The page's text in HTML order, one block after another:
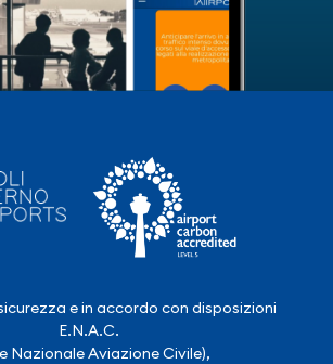
e in accordo con disposizioni
E.N.A.C.
Nazionale Aviazione Civile),